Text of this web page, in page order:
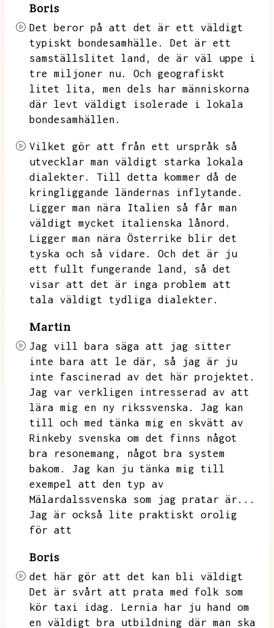
Boris
Det beror på att det är ett väldigt
typiskt bondesamhälle.
Det är ett
samställslitet land,
de är väl uppe i
tre miljoner nu.
Och geografiskt
litet lita,
men dels har människorna
där levt väldigt isolerade i lokala
bondesamhällen.
Vilket gör att från ett urspråk så
utvecklar man väldigt starka lokala
dialekter.
Till detta kommer då de
kringliggande ländernas inflytande.
Ligger man nära Italien så får man
väldigt mycket italienska lånord.
Ligger man nära Österrike blir det
tyska och så vidare.
Och det är ju
ett fullt fungerande land,
så det
visar att det är inga problem att
tala väldigt tydliga dialekter.
Martin
Jag vill bara säga att jag sitter
inte bara att le där,
så jag är ju
inte fascinerad av det här projektet.
Jag var verkligen intresserad av att
lära mig en ny rikssvenska.
Jag kan
till och med tänka mig en skvätt av
Rinkeby svenska om det finns något
bra resonemang,
något bra system
bakom.
Jag kan ju tänka mig till
exempel att den typ av
Mälardalssvenska som jag pratar är...
Jag är också lite praktiskt orolig
för att
Boris
det här gör att det kan bli väldigt
Det är svårt att prata med folk som
kör taxi idag.
Lernia har ju hand om
en väldigt bra utbildning där man ska